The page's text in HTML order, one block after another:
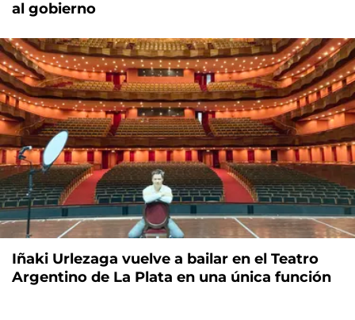
al gobierno
Iñaki Urlezaga vuelve a bailar en el Teatro
Argentino de La Plata en una única función